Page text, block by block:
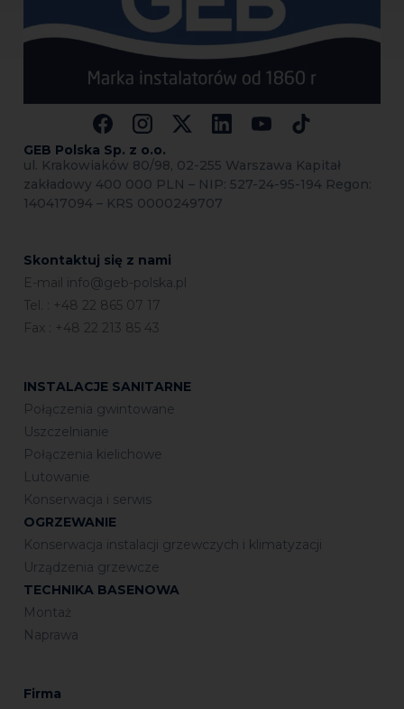
GEB Polska Sp. z o.o.
ul. Krakowiaków 80/98, 02-255 Warszawa Kapitał
zakładowy 400 000 PLN – NIP: 527-24-95-194 Regon:
140417094 – KRS 0000249707
INSTALACJE SANITARNE
Połączenia gwintowane
Uszczelnianie
Połączenia kielichowe
Lutowanie
Konserwacja i serwis
OGRZEWANIE
Konserwacja instalacji grzewczych i klimatyzacji
Urządzenia grzewcze
TECHNIKA BASENOWA
Montaż
Naprawa
Firma
Skontaktuj się z nami
E-mail info@geb-polska.pl
Tel. : +48 22 865 07 17
Fax : +48 22 213 85 43